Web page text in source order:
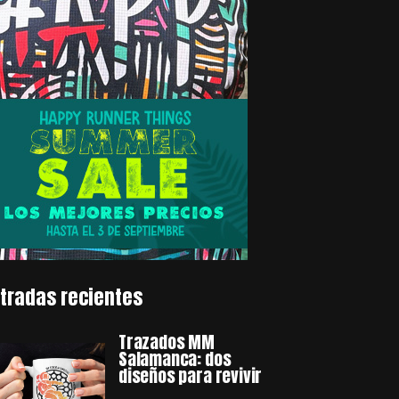
recientes
Trazados MM
Salamanca: dos
diseños para revivir